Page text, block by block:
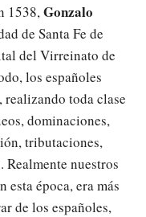
1538,Gonzalo
de Santa Fe de
del Virreinato de
los españoles
toda clase
dominaciones,
tributaciones,
nuestros
esta época, era más
de los españoles,